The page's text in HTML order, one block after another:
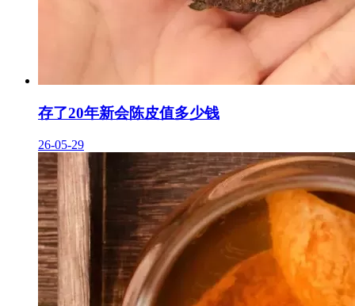
存了20年新会陈皮值多少钱
26-05-29